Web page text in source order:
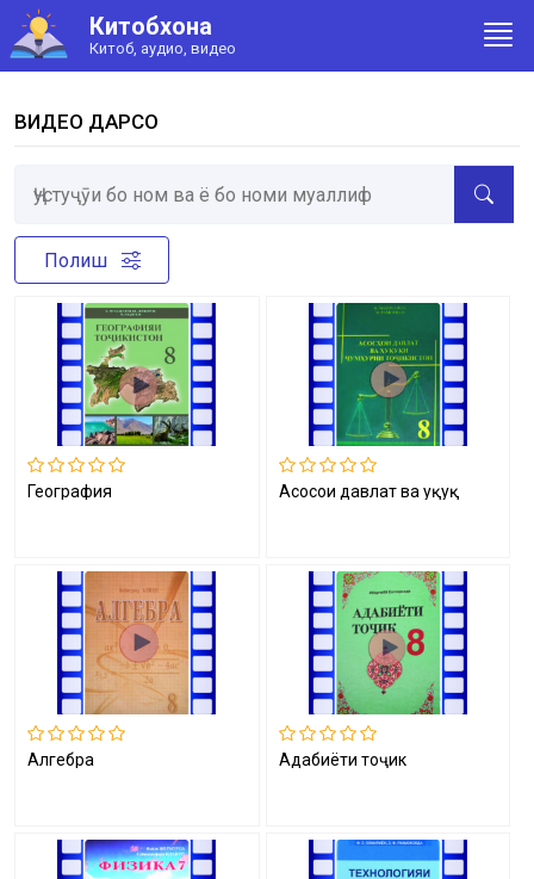
Китобхона
Китоб, аудио, видео
ВИДЕО ДАРСҲО
Полиш
География Асосҳои давлат ва ҳуқуқ
Алгебра Адабиёти тоҷик